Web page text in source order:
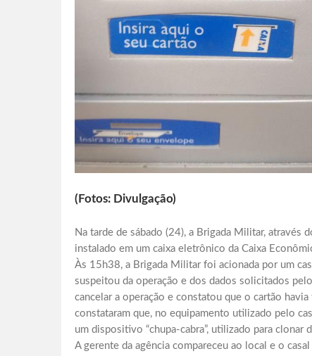
(Fotos: Divulgação)
Na tarde de sábado (24), a Brigada Militar,
instalado em um caixa eletrônico da Caixa
Às 15h38, a Brigada Militar foi acionada por um
suspeitou da operação e dos dados solicitados
cancelar a operação e constatou que o cartão
constataram que, no equipamento utilizado pelo
um dispositivo “chupa-cabra”, utilizado para clonar
A gerente da agência compareceu ao local e o